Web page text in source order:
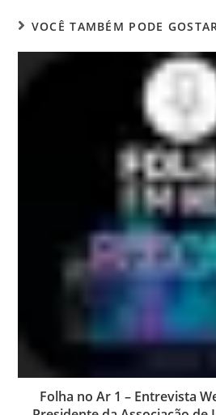
VOCÊ TAMBÉM PODE GOSTAR
Folha no Ar 1 – Entrevista